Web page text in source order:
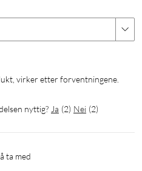
virker etter forventningene.
nyttig? Ja (2) Nei (2)
ta med